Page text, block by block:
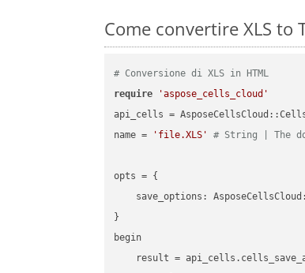
Come convertire XLS to
# Conversione di XLS in HTML
require
'aspose_cells_cloud'
api_cells =
name =
'file.XLS' # String | The
opts = {
save_options:
}
begin
result =